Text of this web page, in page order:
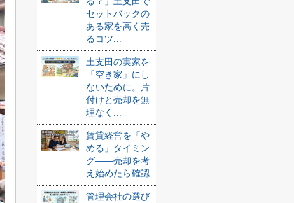
セットバックの
ある家を高く売
るコツ...
土支田の実家を
「空き家」にし
ないために。片
付けと売却を無
理なく...
賃貸経営を「や
める」タイミン
グ——売却を考
え始めたら確認
管理会社の選び